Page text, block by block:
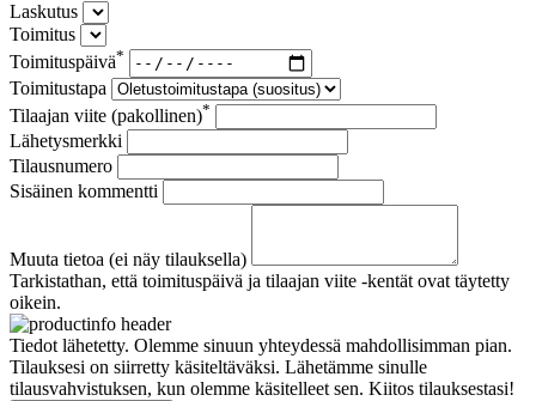
Laskutus
Toimitus
Toimituspäivä*
Toimitustapa
Tilaajan viite (pakollinen)*
Lähetysmerkki
Tilausnumero
Sisäinen kommentti
Muuta tietoa (ei näy tilauksella)
Tarkistathan, että toimituspäivä ja tilaajan viite -kentät ovat täytetty
oikein.
Tiedot lähetetty. Olemme sinuun yhteydessä mahdollisimman pian.
Tilauksesi on siirretty käsiteltäväksi. Lähetämme sinulle
tilausvahvistuksen, kun olemme käsitelleet sen. Kiitos tilauksestasi!